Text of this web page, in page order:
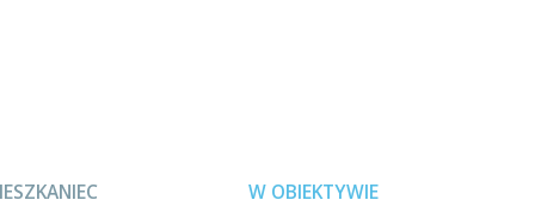
W OBIEKTYWIE